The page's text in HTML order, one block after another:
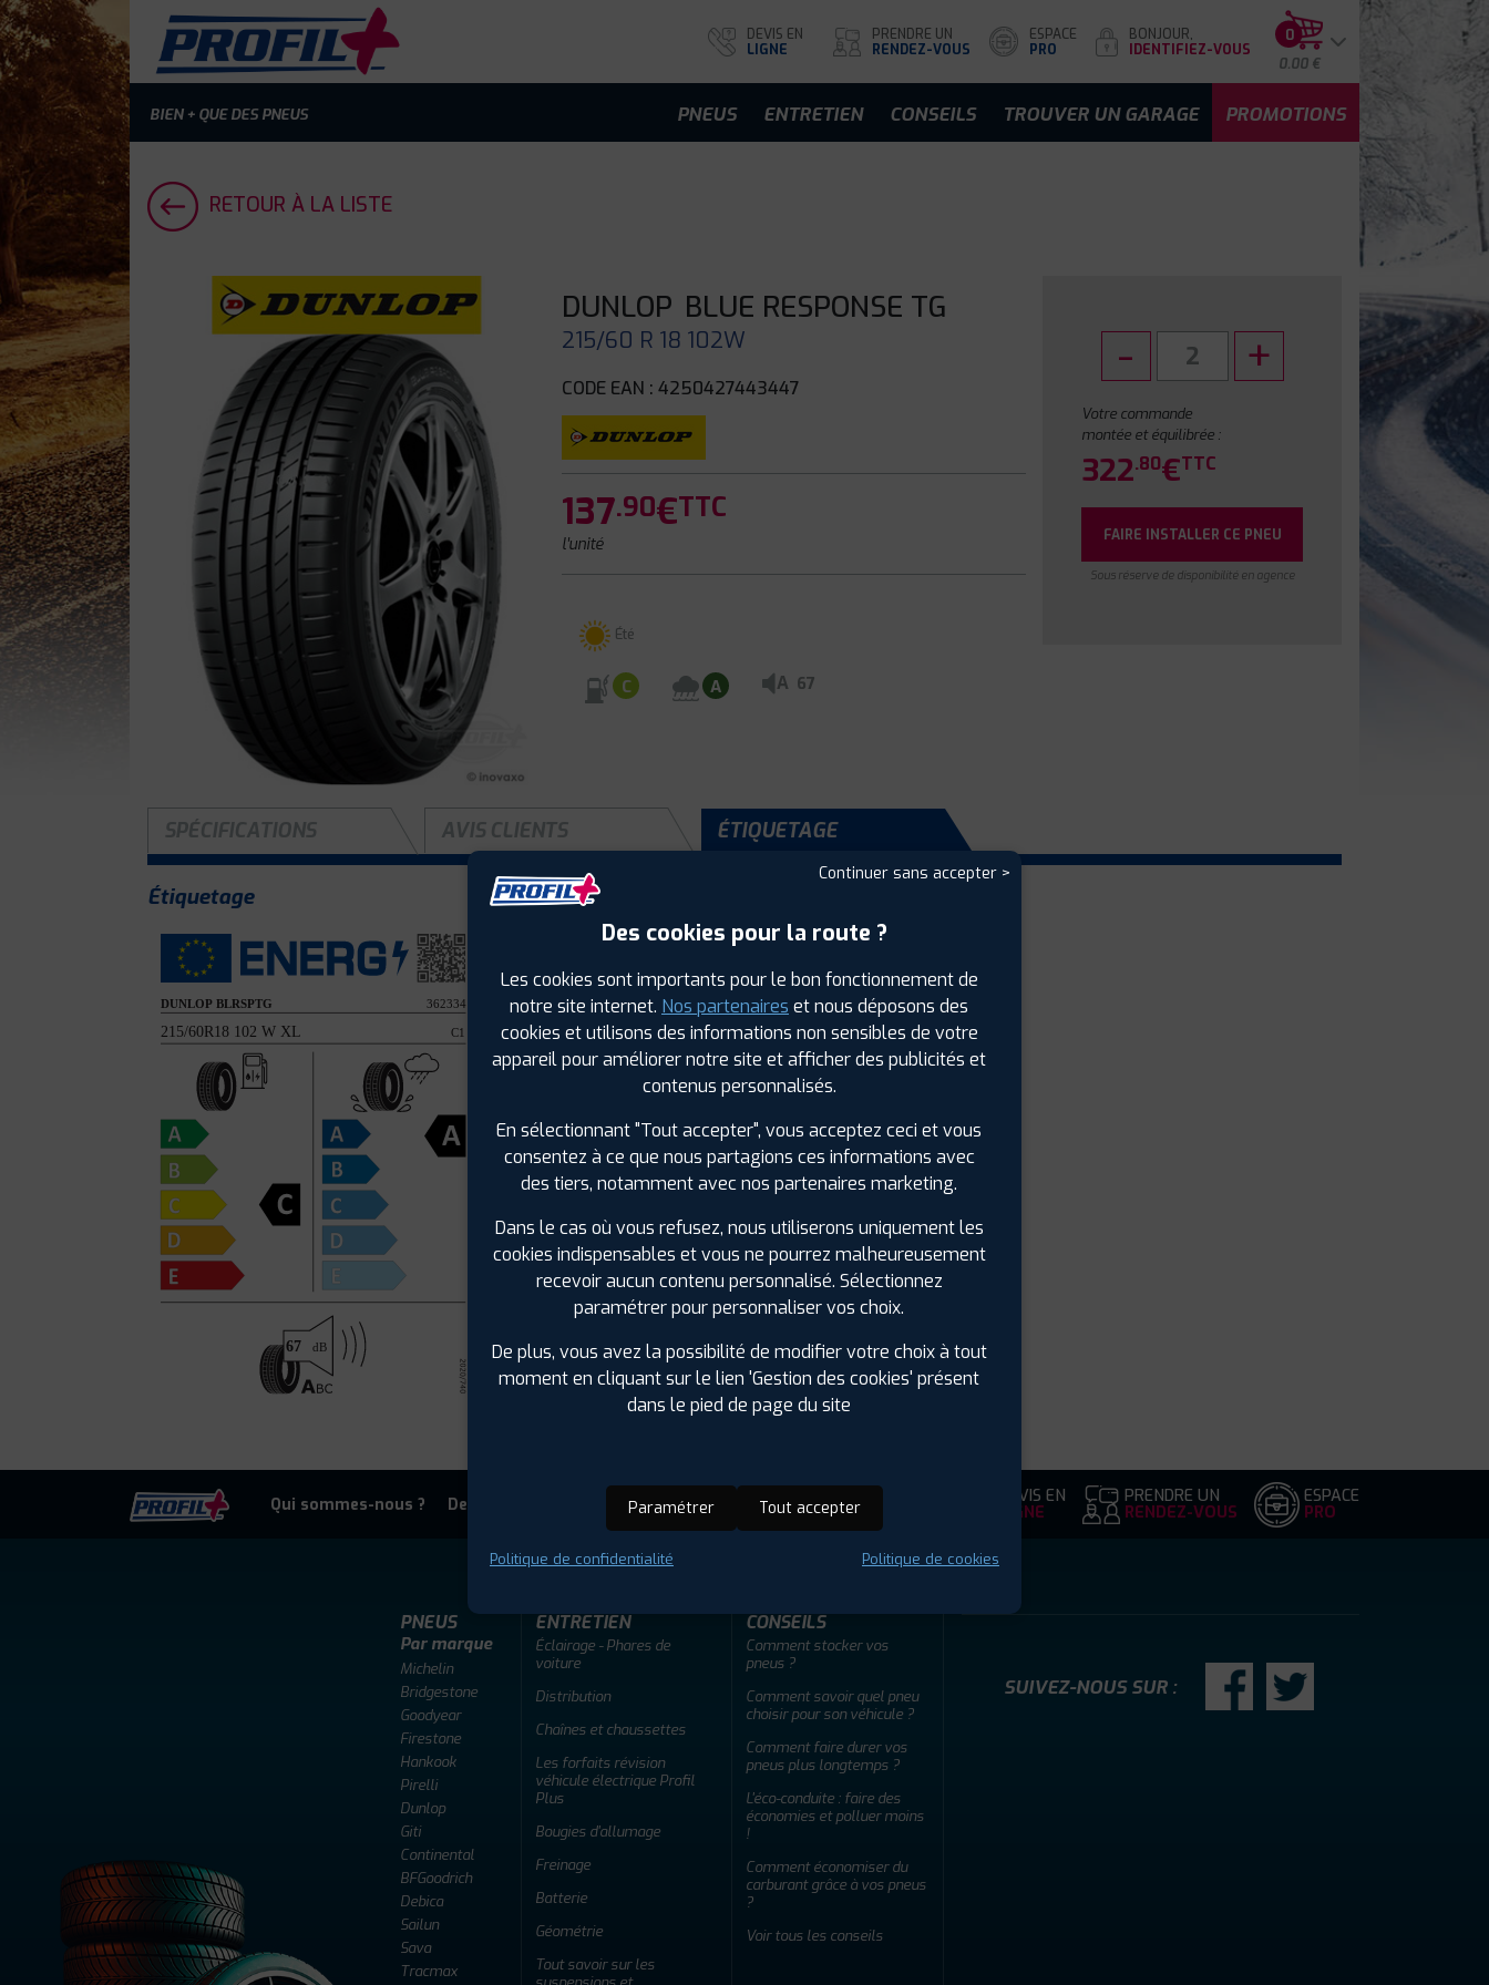
BIEN + QUE DES PNEUS
DEVIS EN
LIGNE
PRENDRE UN
RENDEZ-VOUS
ESPACE
PRO
BONJOUR,
IDENTIFIEZ-VOUS
0
0.00 €
PNEUS ENTRETIEN CONSEILS TROUVER UN GARAGE PROMOTIONS
RETOUR À LA LISTE
DUNLOP BLUE RESPONSE TG
215/60 R 18 102W
CODE EAN : 4250427443447
137.90€TTC
l'unité
Été
C A A 67
Votre commande
montée et équilibrée :
322.80€TTC
FAIRE INSTALLER CE PNEU
Sous réserve de disponibilité en agence
SPÉCIFICATIONS AVIS CLIENTS ÉTIQUETAGE
Étiquetage
Été
Largeur :215
Hauteur :60
Diamètre :18
Charge :102
Bruit de roulement externe : 67
Résistance au roulement :
Adhérence sur sol mouillé : A
Code EAN :
Qui sommes-nous ? Devenir adherent Offres d'emploi FAQ DEVIS EN
LIGNE
PRENDRE UN
RENDEZ-VOUS
ESPACE
PRO
PNEUS
Par marque
Michelin
Bridgestone
Goodyear
Firestone
Hankook
Pirelli
Dunlop
Giti
Continental
BFGoodrich
Debica
Sailun
Sava
Tracmax
ENTRETIEN
Éclairage - Phares de
voiture
Distribution
Chaînes et chaussettes
Les forfaits révision
véhicule électrique Profil
Plus
Bougies d'allumage
Freinage
Batterie
Géométrie
Tout savoir sur les
CONSEILS
Comment stocker vos
pneus ?
Comment savoir quel pneu
choisir pour son véhicule ?
Comment faire durer vos
pneus plus longtemps ?
L'éco-conduite : faire des
économies et polluer moins
!
Comment économiser du
carburant grâce à vos pneus
?
Voir tous les conseils
SUIVEZ-NOUS SUR :
Continuer sans accepter >
Des cookies pour la route ?
Les cookies sont importants pour le bon fonctionnement de
notre site internet. Nos partenaires et nous déposons des
cookies et utilisons des informations non sensibles de votre
appareil pour améliorer notre site et afficher des publicités et
contenus personnalisés.
En sélectionnant "Tout accepter", vous acceptez ceci et vous
consentez à ce que nous partagions ces informations avec
des tiers, notamment avec nos partenaires marketing.
Dans le cas où vous refusez, nous utiliserons uniquement les
cookies indispensables et vous ne pourrez malheureusement
recevoir aucun contenu personnalisé. Sélectionnez
paramétrer pour personnaliser vos choix.
De plus, vous avez la possibilité de modifier votre choix à tout
moment en cliquant sur le lien 'Gestion des cookies' présent
dans le pied de page du site
Paramétrer Tout accepter
Politique de confidentialité Politique de cookies